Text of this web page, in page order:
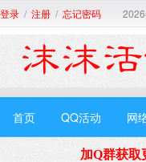
登录 / 注册 / 忘记密码
首页 QQ活动 网
加Q群获取